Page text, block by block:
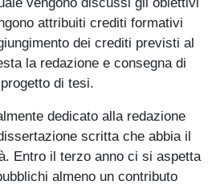
attribuiti crediti formativi
dei crediti previsti al
la redazione e consegna di
di tesi.
dedicato alla redazione
scritta che abbia il
Entro il terzo anno ci si aspetta
almeno un contributo